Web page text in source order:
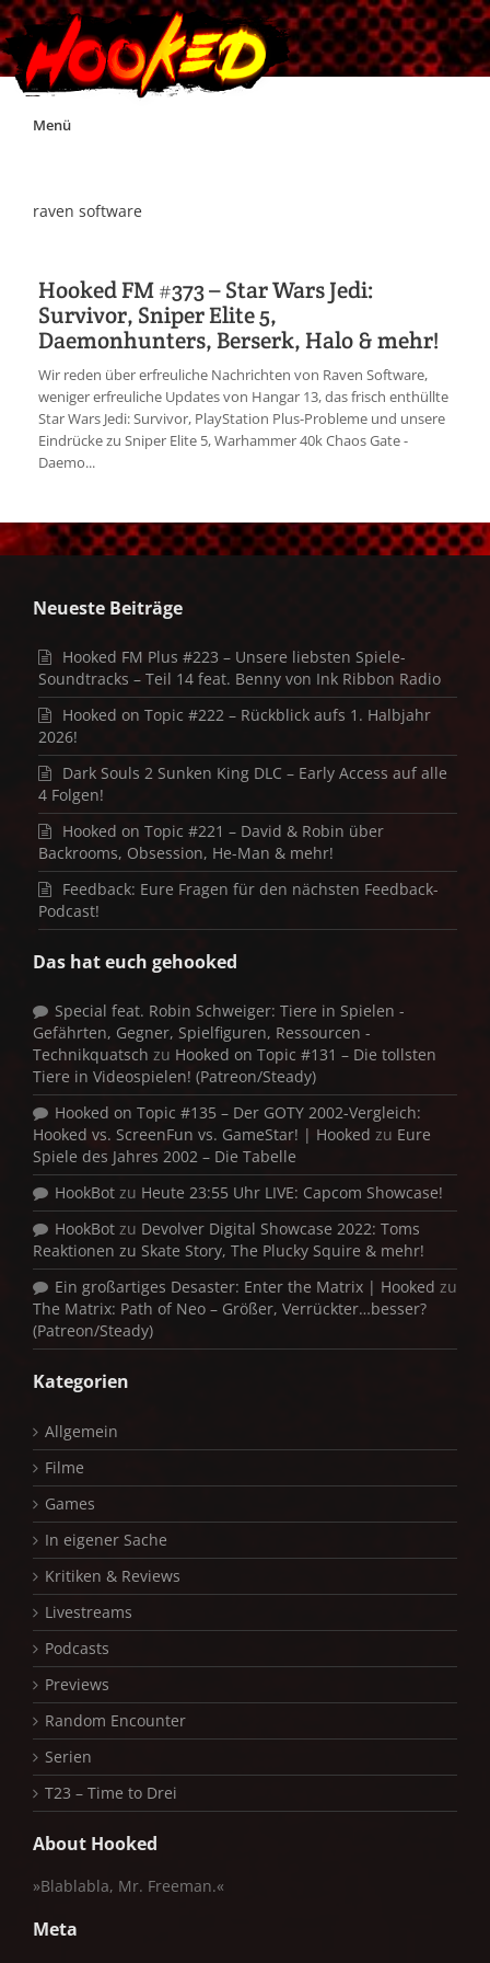
Skip
Menü
Impressum
Jobs
Discord
raven software
Hooked FM #373 – Star Wars Jedi:
Survivor, Sniper Elite 5,
Daemonhunters, Berserk, Halo & mehr!
Wir reden über erfreuliche Nachrichten von Raven Software,
weniger erfreuliche Updates von Hangar 13, das frisch enthüllte
Star Wars Jedi: Survivor, PlayStation Plus-Probleme und unsere
Eindrücke zu Sniper Elite 5, Warhammer 40k Chaos Gate -
Daemo...
Neueste Beiträge
Hooked FM Plus #223 – Unsere liebsten Spiele-
Soundtracks – Teil 14 feat. Benny von Ink Ribbon Radio
Hooked on Topic #222 – Rückblick aufs 1. Halbjahr
2026!
Dark Souls 2 Sunken King DLC – Early Access auf alle
4 Folgen!
Hooked on Topic #221 – David & Robin über
Backrooms, Obsession, He-Man & mehr!
Feedback: Eure Fragen für den nächsten Feedback-
Podcast!
Das hat euch gehooked
Special feat. Robin Schweiger: Tiere in Spielen -
Gefährten, Gegner, Spielfiguren, Ressourcen -
Technikquatsch zu Hooked on Topic #131 – Die tollsten
Tiere in Videospielen! (Patreon/Steady)
Hooked on Topic #135 – Der GOTY 2002-Vergleich:
Hooked vs. ScreenFun vs. GameStar! | Hooked zu Eure
Spiele des Jahres 2002 – Die Tabelle
HookBot zu Heute 23:55 Uhr LIVE: Capcom Showcase!
HookBot zu Devolver Digital Showcase 2022: Toms
Reaktionen zu Skate Story, The Plucky Squire & mehr!
Ein großartiges Desaster: Enter the Matrix | Hooked zu
The Matrix: Path of Neo – Größer, Verrückter…besser?
(Patreon/Steady)
Kategorien
Allgemein
Filme
Games
In eigener Sache
Kritiken & Reviews
Livestreams
Podcasts
Previews
Random Encounter
Serien
T23 – Time to Drei
About Hooked
»Blablabla, Mr. Freeman.«
Meta